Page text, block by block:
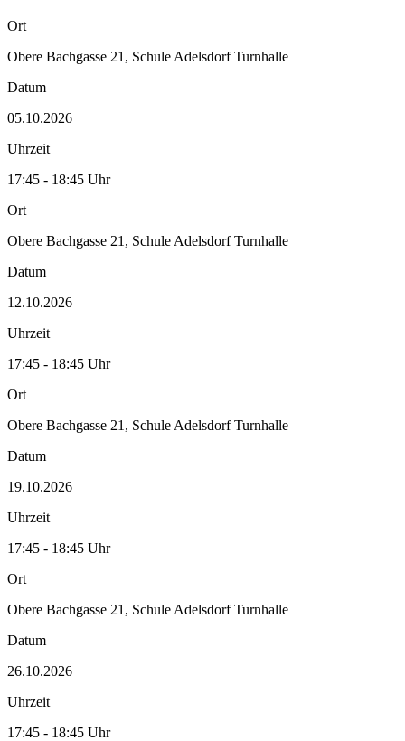
Ort
Obere Bachgasse 21, Schule Adelsdorf Turnhalle
Datum
05.10.2026
Uhrzeit
17:45 - 18:45 Uhr
Ort
Obere Bachgasse 21, Schule Adelsdorf Turnhalle
Datum
12.10.2026
Uhrzeit
17:45 - 18:45 Uhr
Ort
Obere Bachgasse 21, Schule Adelsdorf Turnhalle
Datum
19.10.2026
Uhrzeit
17:45 - 18:45 Uhr
Ort
Obere Bachgasse 21, Schule Adelsdorf Turnhalle
Datum
26.10.2026
Uhrzeit
17:45 - 18:45 Uhr